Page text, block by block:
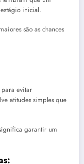
inicial.
são as chances
evitar
atitudes simples que
garantir um